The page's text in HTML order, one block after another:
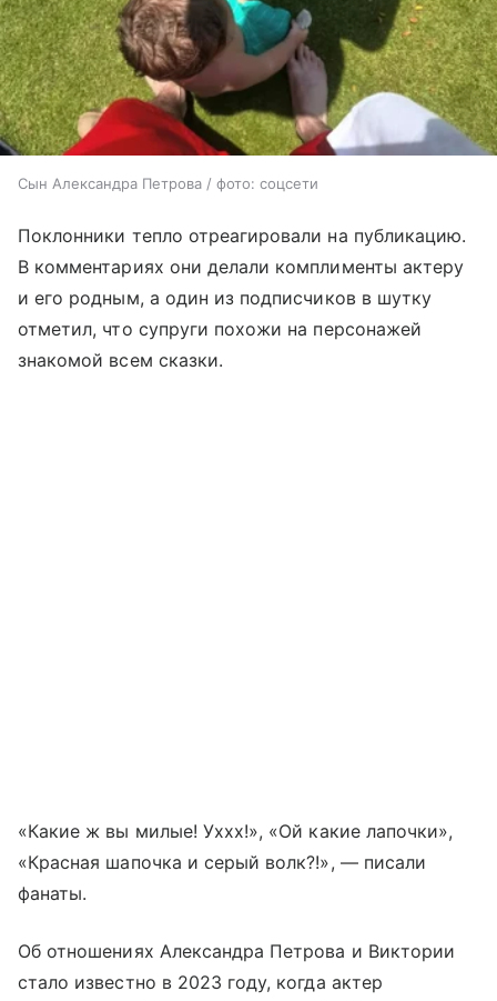
Сын Александра Петрова / фото: соцсети
Поклонники тепло отреагировали на публикацию.
В комментариях они делали комплименты актеру
и его родным, а один из подписчиков в шутку
отметил, что супруги похожи на персонажей
знакомой всем сказки.
«Какие ж вы милые! Уххх!», «Ой какие лапочки»,
«Красная шапочка и серый волк?!», — писали
фанаты.
Об отношениях Александра Петрова и Виктории
стало известно в 2023 году, когда актер